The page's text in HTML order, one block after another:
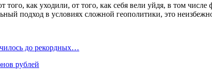
как уходили, от того, как себя вели уйдя, в том
подход в условиях сложной геополитики, это
до рекордных…
рублей